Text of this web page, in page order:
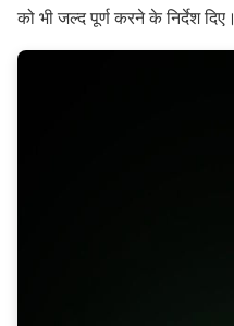
को भी जल्द पूर्ण करने के निर्देश दिए।